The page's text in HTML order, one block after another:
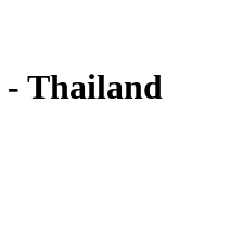
- Thailand